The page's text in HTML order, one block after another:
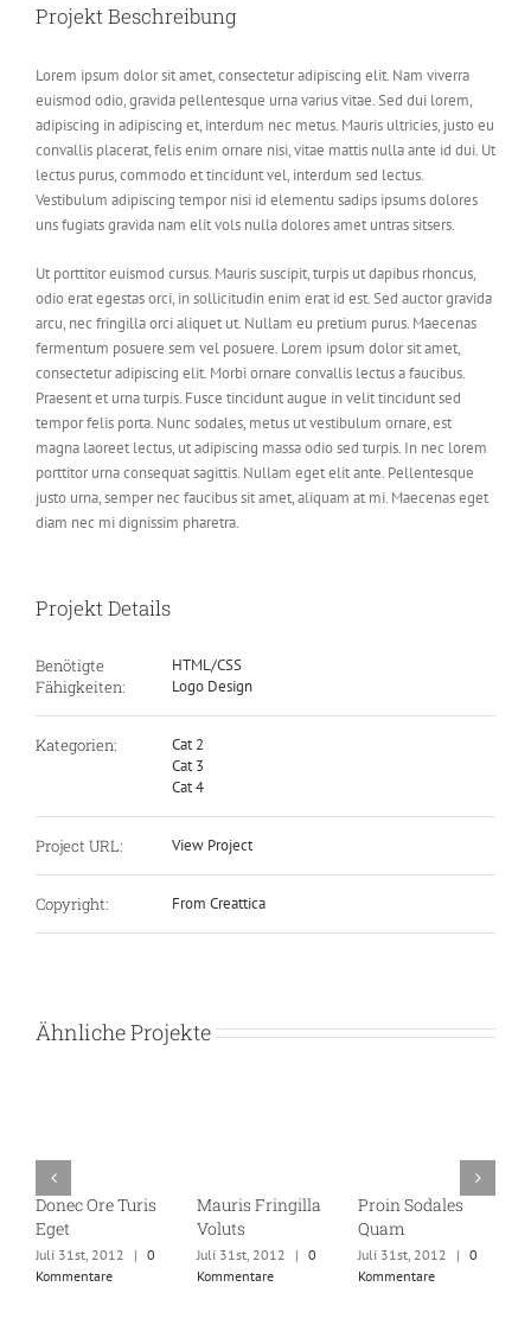
Projekt Beschreibung
Lorem ipsum dolor sit amet, consectetur adipiscing elit. Nam viverra
euismod odio, gravida pellentesque urna varius vitae. Sed dui lorem,
adipiscing in adipiscing et, interdum nec metus. Mauris ultricies, justo eu
convallis placerat, felis enim ornare nisi, vitae mattis nulla ante id dui. Ut
lectus purus, commodo et tincidunt vel, interdum sed lectus.
Vestibulum adipiscing tempor nisi id elementu sadips ipsums dolores
uns fugiats gravida nam elit vols nulla dolores amet untras sitsers.
Ut porttitor euismod cursus. Mauris suscipit, turpis ut dapibus rhoncus,
odio erat egestas orci, in sollicitudin enim erat id est. Sed auctor gravida
arcu, nec fringilla orci aliquet ut. Nullam eu pretium purus. Maecenas
fermentum posuere sem vel posuere. Lorem ipsum dolor sit amet,
consectetur adipiscing elit. Morbi ornare convallis lectus a faucibus.
Praesent et urna turpis. Fusce tincidunt augue in velit tincidunt sed
tempor felis porta. Nunc sodales, metus ut vestibulum ornare, est
magna laoreet lectus, ut adipiscing massa odio sed turpis. In nec lorem
porttitor urna consequat sagittis. Nullam eget elit ante. Pellentesque
justo urna, semper nec faucibus sit amet, aliquam at mi. Maecenas eget
diam nec mi dignissim pharetra.
Projekt Details
Benötigte
Fähigkeiten:
HTML/CSS
Logo Design
Kategorien:
Cat 2
Cat 3
Cat 4
Project URL: View Project
Copyright: From Creattica
Ähnliche Projekte
Donec Ore Turis
Eget
Juli 31st, 2012 | 0
Kommentare
Mauris Fringilla
Voluts
Juli 31st, 2012 | 0
Kommentare
Proin Sodales
Quam
Juli 31st, 2012 | 0
Kommentare